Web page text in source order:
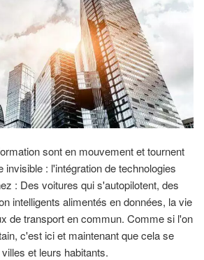
sont en mouvement et tournent
invisible : l'intégration de technologies
: Des voitures qui s'autopilotent, des
intelligents alimentés en données, la vie
de transport en commun. Comme si l'on
c'est ici et maintenant que cela se
et leurs habitants.